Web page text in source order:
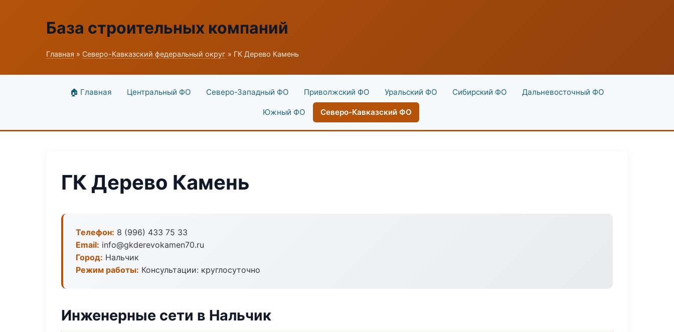
База строительных компаний
Главная » Северо-Кавказский федеральный округ » ГК Дерево Камень
🏠 Главная Центральный ФО Северо-Западный ФО Приволжский ФО Уральский ФО Сибирский ФО Дальневосточный ФО
Южный ФО Северо-Кавказский ФО
ГК Дерево Камень
Телефон: 8 (996) 433 75 33
Email: info@gkderevokamen70.ru
Город: Нальчик
Режим работы: Консультации: круглосуточно
Инженерные сети в Нальчик